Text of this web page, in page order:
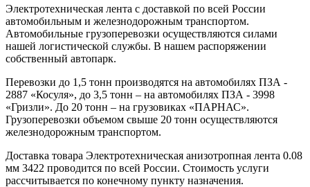
Электротехническая лента с доставкой по всей России
автомобильным и железнодорожным транспортом.
Автомобильные грузоперевозки осуществляются силами
нашей логистической службы. В нашем распоряжении
собственный автопарк.
Перевозки до 1,5 тонн производятся на автомобилях ПЗА -
2887 «Косуля», до 3,5 тонн – на автомобилях ПЗА - 3998
«Гризли». До 20 тонн – на грузовиках «ПАРНАС».
Грузоперевозки объемом свыше 20 тонн осуществляются
железнодорожным транспортом.
Доставка товара Электротехническая анизотропная лента 0.08
мм 3422 проводится по всей России. Стоимость услуги
рассчитывается по конечному пункту назначения.